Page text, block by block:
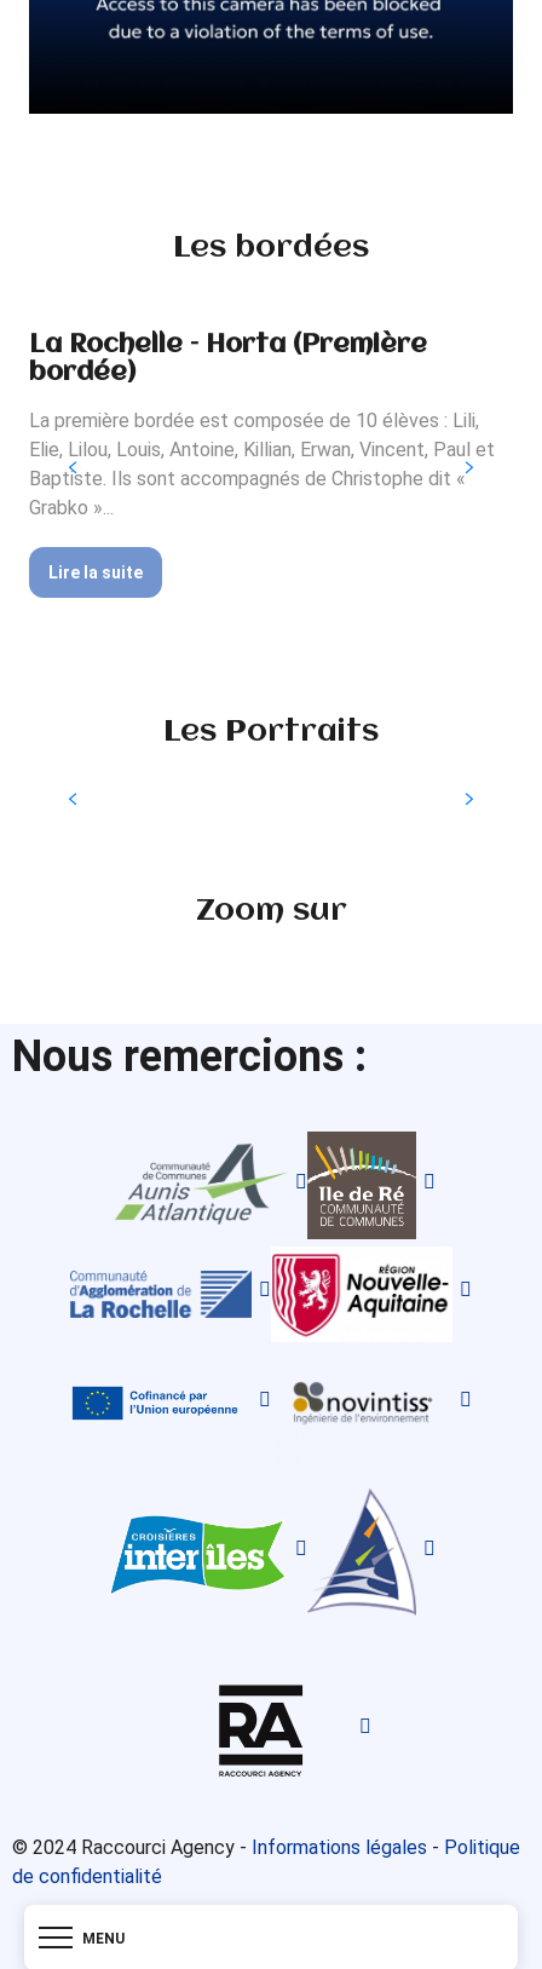
MENU
Les bordées
La Rochelle – Horta (Première
bordée)
La première bordée est composée de 10 élèves : Lili,
Elie, Lilou, Louis, Antoine, Killian, Erwan, Vincent, Paul et
Baptiste. Ils sont accompagnés de Christophe dit «
Grabko »...
Lire la suite
Les Portraits
Portrait de Vincent
Zoom sur
Nous remercions :
© 2024 Raccourci Agency - Informations légales - Politique
de confidentialité